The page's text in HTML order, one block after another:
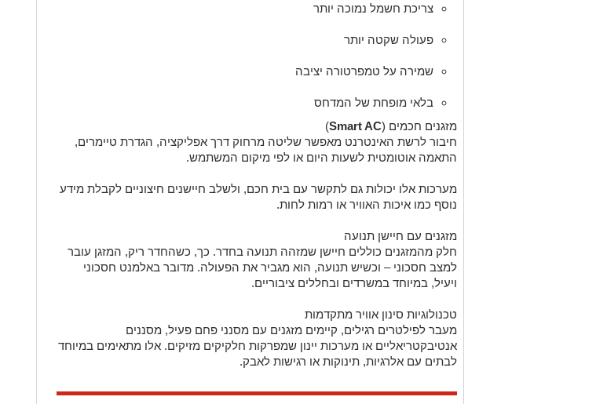
צריכת חשמל נמוכה יותר
פעולה שקטה יותר
שמירה על טמפרטורה יציבה
בלאי מופחת של המדחס
מזגנים חכמים (Smart AC
)
חיבור לרשת האינטרנט מאפשר שליטה מרחוק דרך אפליקציה, הגדרת טיימרים,
התאמה אוטומטית לשעות היום או לפי מיקום המשתמש.
מערכות אלו יכולות גם לתקשר עם בית חכם, ולשלב חיישנים חיצוניים לקבלת מידע
נוסף כמו איכות האוויר או רמות לחות.
מזגנים עם חיישן תנועה
חלק מהמזגנים כוללים חיישן שמזהה תנועה בחדר. כך, כשהחדר ריק, המזגן עובר
למצב חסכוני – וכשיש תנועה, הוא מגביר את הפעולה. מדובר באלמנט חסכוני
ויעיל, במיוחד במשרדים ובחללים ציבוריים.
טכנולוגיות סינון אוויר מתקדמות
מעבר לפילטרים רגילים, קיימים מזגנים עם מסנני פחם פעיל, מסננים
אנטיבקטריאליים או מערכות יינון שמפרקות חלקיקים מזיקים. אלו מתאימים במיוחד
לבתים עם אלרגיות, תינוקות או רגישות לאבק.